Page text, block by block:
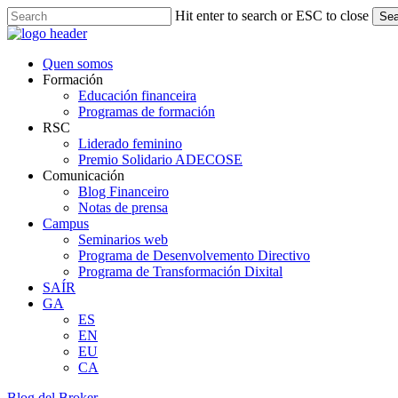
Skip
to
main
content
Hit enter to search or ESC to close
Close
Menu
Quen somos
Formación
Educación financeira
Programas de formación
RSC
Liderado feminino
Premio Solidario ADECOSE
Comunicación
Blog Financeiro
Notas de prensa
Campus
Seminarios web
Programa de Desenvolvemento Directivo
Programa de Transformación Dixital
SAÍR
GA
ES
EN
EU
CA